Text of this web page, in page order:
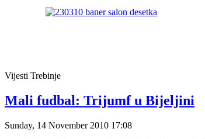
Vijesti Trebinje
Mali fudbal: Trijumf u Bijeljini
Sunday, 14 November 2010 17:08